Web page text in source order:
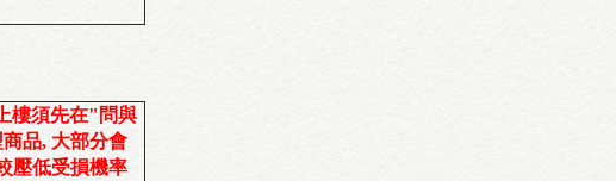
樓須先在"問與
品, 大部分會
壓低受損機率